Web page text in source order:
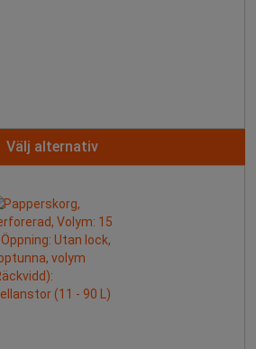
Välj alternativ